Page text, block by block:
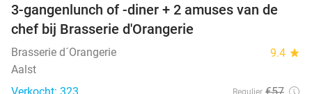
48%
3-gangenlunch of -diner + 2 amuses van de
chef bij Brasserie d'Orangerie
Brasserie d´Orangerie 9.4 star
Aalst
Regulier